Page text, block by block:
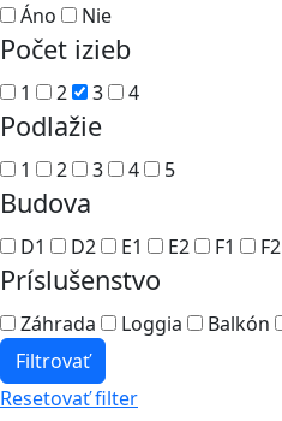
Áno Nie
Počet izieb
1 2 3 4
Podlažie
1 2 3 4 5
Budova
D1 D2 E1 E2 F1 F2
Príslušenstvo
Záhrada Loggia Balkón
Filtrovať
Resetovať filter